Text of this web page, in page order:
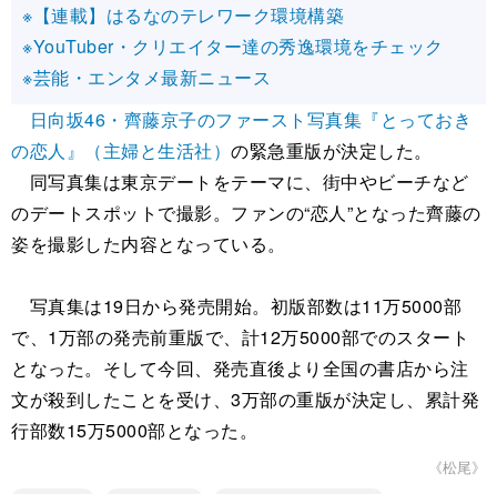
※【連載】はるなのテレワーク環境構築
※YouTuber・クリエイター達の秀逸環境をチェック
※芸能・エンタメ最新ニュース
日向坂46・齊藤京子のファースト写真集『とっておき
の恋人』（主婦と生活社） の緊急重版が決定した。
同写真集は東京デートをテーマに、街中やビーチなど
のデートスポットで撮影。ファンの“恋人”となった齊藤の
姿を撮影した内容となっている。
写真集は19日から発売開始。初版部数は11万5000部
で、1万部の発売前重版で、計12万5000部でのスタート
となった。そして今回、発売直後より全国の書店から注
文が殺到したことを受け、3万部の重版が決定し、累計発
行部数15万5000部となった。
《松尾》